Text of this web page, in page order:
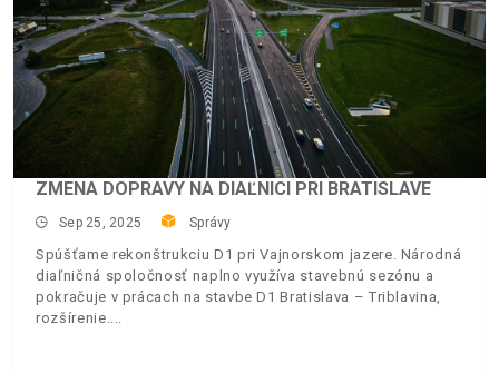
ZMENA DOPRAVY NA DIAĽNICI PRI BRATISLAVE
Sep 25, 2025 Správy
Spúšťame rekonštrukciu D1 pri Vajnorskom jazere. Národná
diaľničná spoločnosť naplno využíva stavebnú sezónu a
pokračuje v prácach na stavbe D1 Bratislava – Triblavina,
rozšírenie.